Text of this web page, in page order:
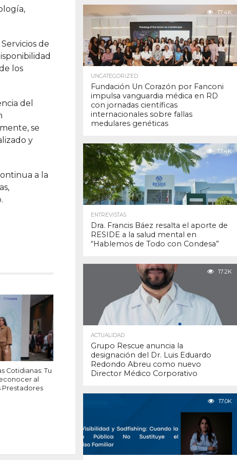
de
los
del
se
y
a la
Cotidianas: Tu
al
Prestadores
17.4K
UNCATEGORIZED
Fundación Un Corazón por Fanconi
impulsa vanguardia médica en RD
con jornadas científicas
internacionales sobre fallas
medulares genéticas
17.4K
ENTREVISTAS
Dra. Francis Báez resalta el aporte de
RESIDE a la salud mental en
“Hablemos de Todo con Condesa”
17.2K
ACTUALIDAD
Grupo Rescue anuncia la
designación del Dr. Luis Eduardo
Redondo Abreu como nuevo
Director Médico Corporativo
17.0K